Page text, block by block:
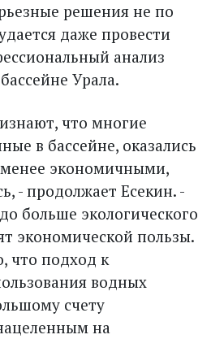
решения не по
даже провести
анализ
Урала.
что многие
в бассейне, оказались
экономичными,
- продолжает Есекин. -
больше экологического
экономической пользы.
что подход к
водных
счету
на